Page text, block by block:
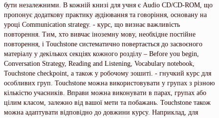
бути незалежними. В кожній книзі для учня є Audio CD/CD-ROM, що
пропонує додаткову практику аудіювання та говоріння, основану на
уроці Communication strategy. - курс, що визнає важливість
повторення. Тим, хто вивчає іноземну мову, необхідне постійне
повторення, і Touchstone систематично повертається до засвоєного
матеріалу у декількох секціях кожного розділу – Before you begin,
Conversation Strategy, Reading and Listening, Vocabulary notebook,
Touchstone checkpoint, а також у робочому зошиті. - гнучкий курс для
особливих груп. Touchstone можна використовувати у групах з різною
кількістю учасників. Вправи можна виконувати в парах, групах або
цілим класом, залежно від вашої мети та побажань. Touchstone також
можна адаптувати відповідно до довжини курсу. Наприклад, для